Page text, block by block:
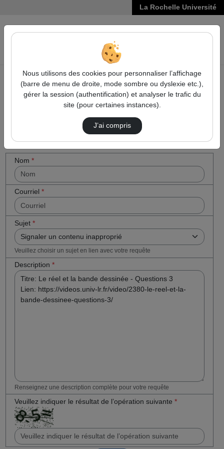
La Rochelle Université
VIDÉOS
Accueil Contactez nous
Contactez nous
Votre message
Nom *
Courriel *
Sujet *
Veuillez choisir un sujet en lien avec votre requête
Description *
Renseignez une description complète pour votre requête
Veuillez indiquer le résultat de l’opération suivante *
Cocher
cette case
(obligatoire)
Nous utilisons des cookies pour personnaliser l’affichage
(barre de menu de droite, mode sombre ou dyslexie etc.),
gérer la session (authentification) et analyser le trafic du
site (pour certaines instances).
J’ai compris